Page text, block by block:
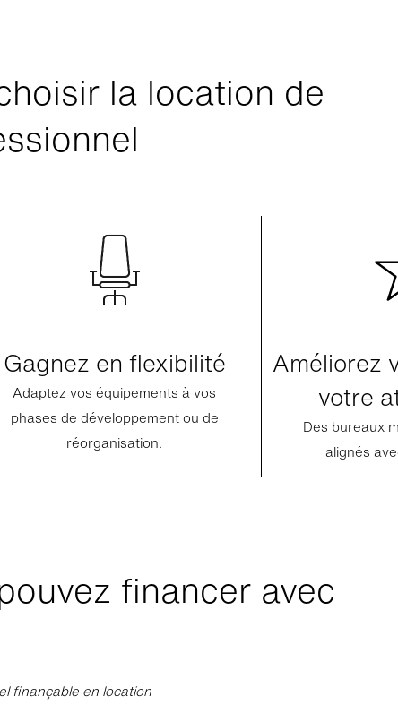
la location de
Gagnez en flexibilité
Adaptez vos équipements à vos
phases de développement ou de
réorganisation.
Améliorez
votre
Des bureaux
alignés
financer avec
finançable en location